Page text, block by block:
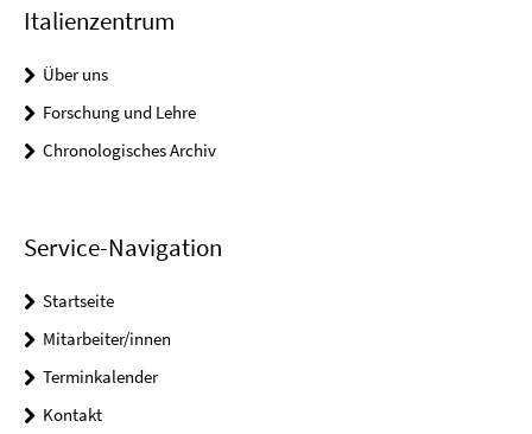
Italienzentrum
Über uns
Forschung und Lehre
Chronologisches Archiv
Service-Navigation
Startseite
Mitarbeiter/innen
Terminkalender
Kontakt